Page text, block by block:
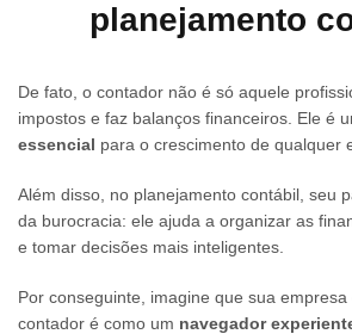
planejamento
De fato, o contador não é só aquele
impostos e faz balanços financeiros. Ele é
essencial para o crescimento de qualquer
Além disso, no planejamento contábil, seu
da burocracia: ele ajuda a organizar as
e tomar decisões mais inteligentes.
Por conseguinte, imagine que sua
contador é como um navegador